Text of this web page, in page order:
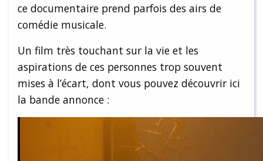
ce documentaire prend parfois des airs de
comédie musicale.
Un film très touchant sur la vie et les
aspirations de ces personnes trop souvent
mises à l’écart, dont vous pouvez découvrir ici
la bande annonce :